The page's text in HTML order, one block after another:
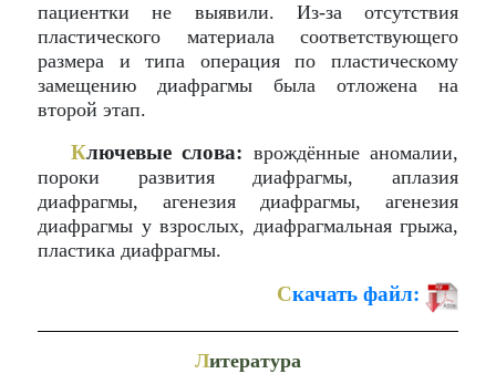
пациентки не выявили. Из-за отсутствия
пластического материала соответствующего
размера и типа операция по пластическому
замещению диафрагмы была отложена на
второй этап.
Ключевые слова: врождённые аномалии,
пороки развития диафрагмы, аплазия
диафрагмы, агенезия диафрагмы, агенезия
диафрагмы у взрослых, диафрагмальная грыжа,
пластика диафрагмы.
Скачать файл:
Литература